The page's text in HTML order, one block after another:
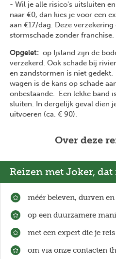
- Wil je alle risico's uitsluiten
naar €0, dan kies je voor een
aan €17/dag. Deze
stormschade zonder franchise.
Opgelet: op Ijsland zijn de
verzekerd. Ook schade bij
en zandstormen is niet
wagen is de kans op schade
onbestaande. Een lekke band
sluiten. In dergelijk geval dien
uitvoeren (ca. € 90).
Over deze
Reizen met Joker, dat
méér beleven, durven
op een duurzamere
met een expert die je
om via onze contacten